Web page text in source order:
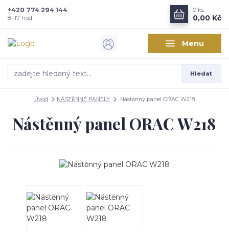
Menu
Hledat
+420 774 294 144
8 -17 hod
0 ks
0,00 Kč
Úvod NÁSTĚNNÉ PANELY Nástěnný panel ORAC W218
Nástěnný panel ORAC W218
Zajímá vás, co nového v
designu interiérů?
Kam poslat informaci o novinkách v interiérovém designu?
Přeji si odebírat novinky e-mailem dlepodmínek zpracování
Souhlasím sezpracováním osobních údajůpro účely registrace.